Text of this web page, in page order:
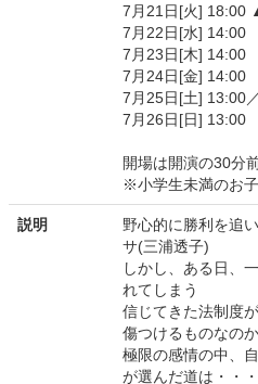
7月21日[火] 18:00
7月22日[水] 14:00
7月23日[木] 14:00
7月24日[金] 14:00
7月25日[土] 13:00
7月26日[日] 13:00
開場は開演の30分
※小学生未満のお
説明
野心的に勝利を追
サ(三浦透子)
しかし、ある日、
れてしまう
信じてきた法制度
傷つけるものなの
極限の感情の中、
が選んだ道は・・